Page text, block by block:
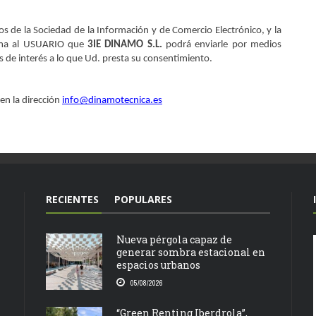
de la Sociedad de la Información y de Comercio Electrónico, y la
al USUARIO que 3IE DINAMO S.L. podrá enviarle por medios
interés a lo que Ud. presta su consentimiento.
la dirección info@dinamotecnica.es
RECIENTES POPULARES
Nueva pérgola capaz de
generar sombra estacional en
espacios urbanos
05/08/2026
“Green Renting Iberdrola”,